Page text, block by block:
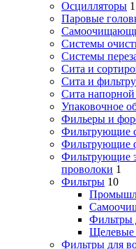
Осцилляторы 1
Паровые
Системы
Системы
Сита и
Сита и
Сита напорной
Упаковочное
Фильеры и
Фильтрующие
Фильтрующие
Фильтрующие
проволоки 1
Фильтры 10
Фильтры
Щелевые
Фильтры для